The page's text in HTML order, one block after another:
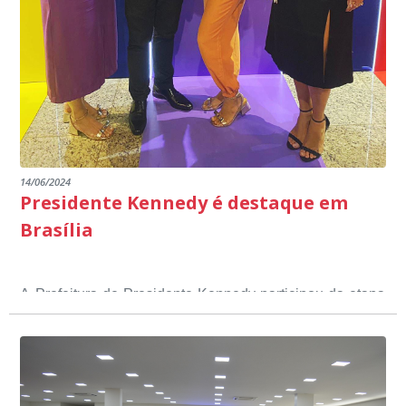
14/06/2024
Presidente Kennedy é destaque em
Brasília
A Prefeitura de Presidente Kennedy participou da etapa
nacional do 12º Prêmio Sebrae Prefeitura
Empreendedora, que visou valorizar e destacar o papel
dos gestores públicos comprometidos com o
desenvolvimento socioeconômico dos municípios, a